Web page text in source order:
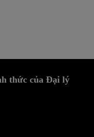
thức của Đại lý